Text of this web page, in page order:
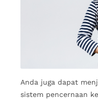
Anda juga dapat
sistem pencernaan